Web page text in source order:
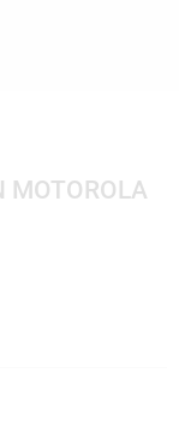
MOTOROLA